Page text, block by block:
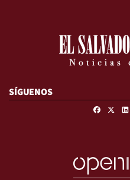
SÍGUENOS
Facebook